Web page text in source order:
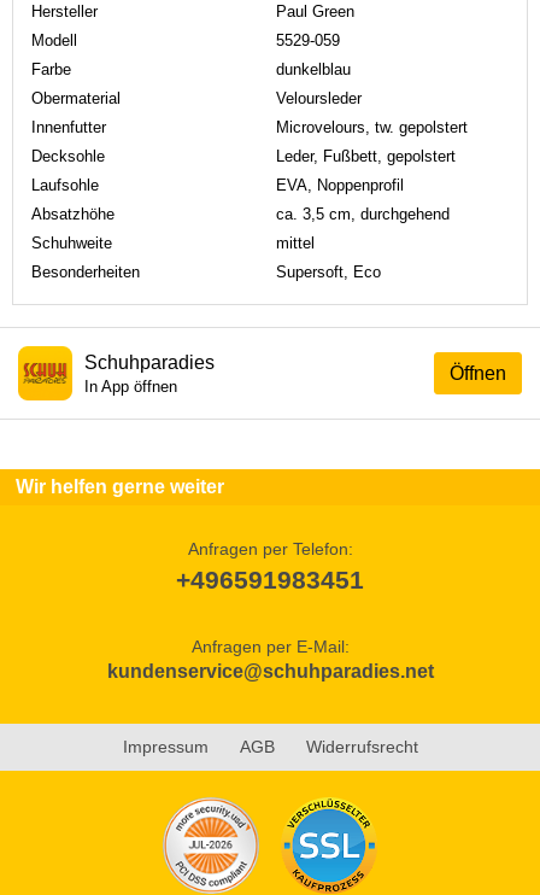
Hersteller
Paul Green
Modell
5529-059
Farbe
dunkelblau
Obermaterial
Veloursleder
Innenfutter
Microvelours, tw. gepolstert
Decksohle
Leder, Fußbett, gepolstert
Laufsohle
EVA, Noppenprofil
Absatzhöhe
ca. 3,5 cm, durchgehend
Schuhweite
mittel
Besonderheiten
Supersoft, Eco
Öffnen
Schuhparadies
In App öffnen
Wir helfen gerne weiter
Anfragen per Telefon:
+496591983451
Anfragen per E-Mail:
kundenservice@schuhparadies.net
Impressum AGB Widerrufsrecht